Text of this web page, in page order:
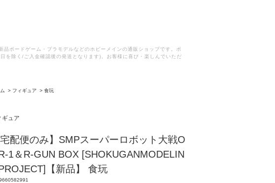
ボードゲーム・プラモデルなどのホビーメインの通販ショップです。ボ
を除く/ご入金確認後の発送となります)。お客様に喜び・楽しんでいただ
> フィギュア > 食玩
ギュア
宅配便のみ】SMPスーパーロボット大戦O
1＆R-GUN BOX [SHOKUGANMODELIN
【新品】 食玩